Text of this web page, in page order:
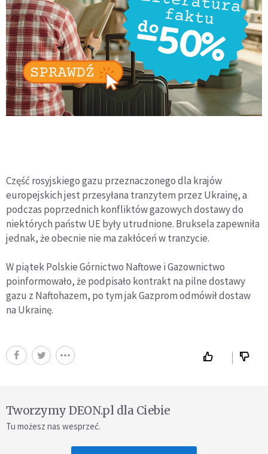
Część rosyjskiego gazu przeznaczonego dla krajów
europejskich jest przesyłana tranzytem przez Ukrainę, a
podczas poprzednich konfliktów gazowych dostawy do
niektórych państw UE były utrudnione. Bruksela zapewniła
jednak, że obecnie nie ma zakłóceń w tranzycie.
W piątek Polskie Górnictwo Naftowe i Gazownictwo
poinformowało, że podpisało kontrakt na pilne dostawy
gazu z Naftohazem, po tym jak Gazprom odmówił dostaw
na Ukrainę.
Tworzymy DEON.pl dla Ciebie
Tu możesz nas wesprzeć.